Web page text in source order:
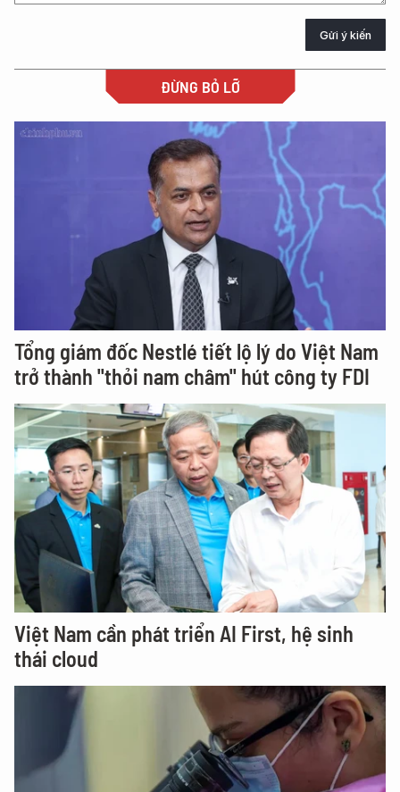
Gửi ý kiến
ĐỪNG BỎ LỠ
Tổng giám đốc Nestlé tiết lộ lý do Việt Nam
trở thành "thỏi nam châm" hút công ty FDI
Việt Nam cần phát triển AI First, hệ sinh
thái cloud